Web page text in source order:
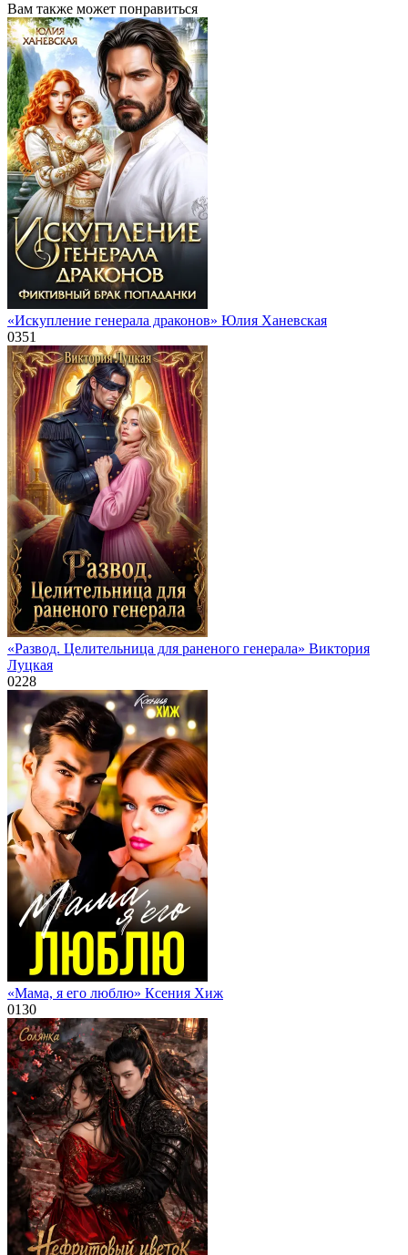
Вам также может понравиться
«Искупление генерала драконов» Юлия Ханевская
0351
«Развод. Целительница для раненого генерала» Виктория
Луцкая
0228
«Мама, я его люблю» Ксения Хиж
0130